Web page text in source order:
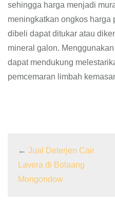
sehingga harga menjadi
meningkatkan ongkos harga
dibeli dapat ditukar atau
mineral galon.
dapat mendukung
pemcemaran limbah
← Jual Deterjen Cair
Lavera di Bolaang
Mongondow